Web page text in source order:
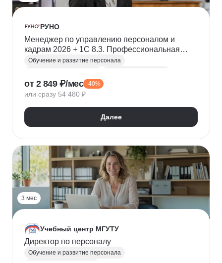
РУНО
Менеджер по управлению персоналом и
кадрам 2026 + 1С 8.3. Профессиональная
переподготовка
Обучение и развитие персонала
Кадровое делопроизводство
Делопроизводство и документооборот
1С: Зарплата и управление персоналом
Адаптация персонала
от 2 849 ₽/мес -40%
или сразу 54 480 ₽
Далее
3 мес
Учебный центр МГУТУ
Директор по персоналу
Обучение и развитие персонала